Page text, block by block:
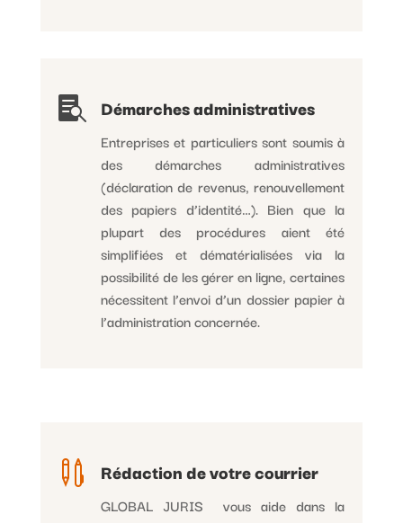
 Démarches administratives
Entreprises et particuliers sont soumis à
des démarches administratives
(déclaration de revenus, renouvellement
des papiers d’identité…). Bien que la
plupart des procédures aient été
simplifiées et dématérialisées via la
possibilité de les gérer en ligne, certaines
nécessitent l’envoi d’un dossier papier à
l’administration concernée.
 Rédaction de votre courrier
GLOBAL JURIS vous aide dans la